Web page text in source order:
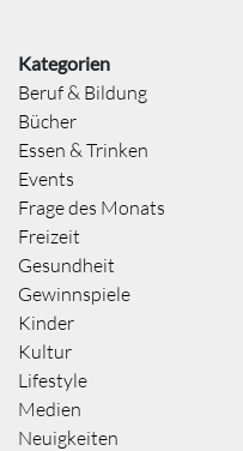
Kategorien
Beruf & Bildung
Bücher
Essen & Trinken
Events
Frage des Monats
Freizeit
Gesundheit
Gewinnspiele
Kinder
Kultur
Lifestyle
Medien
Neuigkeiten